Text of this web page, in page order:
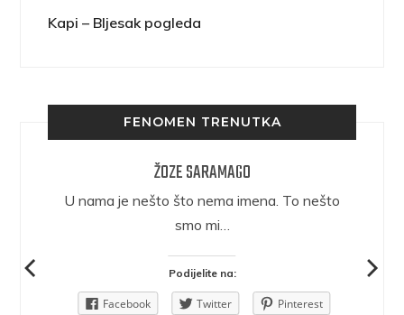
Kapi – Bljesak pogleda
FENOMEN TRENUTKA
ŽOZE SARAMAGO
U nama je nešto što nema imena. To nešto
smo mi…
Podijelite na:
Facebook Twitter
Pinterest